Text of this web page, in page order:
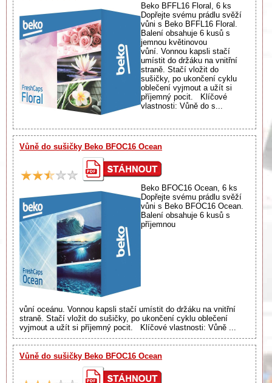
Beko BFFL16 Floral, 6 ks
Dopřejte svému prádlu svěží
vůni s Beko BFFL16 Floral.
Balení obsahuje 6 kusů s
jemnou květinovou
vůní. Vonnou kapsli stačí
umístit do držáku na vnitřní
straně. Stačí vložit do
sušičky, po ukončení cyklu
oblečení vyjmout a užít si
příjemný pocit. Klíčové
vlastnosti: Vůně do s...
Vůně do sušičky Beko BFOC16 Ocean
Beko BFOC16 Ocean, 6 ks
Dopřejte svému prádlu svěží
vůni s Beko BFOC16 Ocean.
Balení obsahuje 6 kusů s
příjemnou
vůní oceánu. Vonnou kapsli stačí umístit do držáku na vnitřní
straně. Stačí vložit do sušičky, po ukončení cyklu oblečení
vyjmout a užít si příjemný pocit. Klíčové vlastnosti: Vůně ...
Vůně do sušičky Beko BFOC16 Ocean